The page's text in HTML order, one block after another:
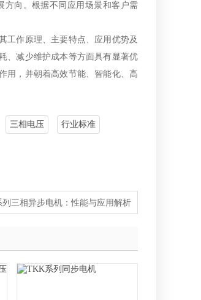
方向。根据不同应用场景和客户需
工作原理、主要特点、应用优势及
、减少维护成本等方面具有显著优
用，并朝着高效节能、智能化、高
三相电压 行业标准
列三相异步电机：性能与应用解析